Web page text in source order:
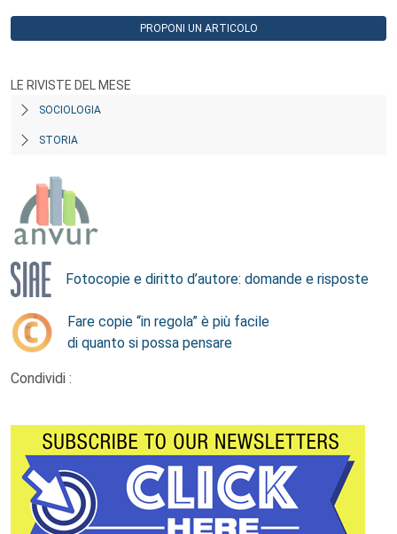
PROPONI UN ARTICOLO
LE RIVISTE DEL MESE
SOCIOLOGIA
STORIA
Fotocopie e diritto d’autore: domande e risposte
Fare copie “in regola” è più facile
di quanto si possa pensare
Condividi :